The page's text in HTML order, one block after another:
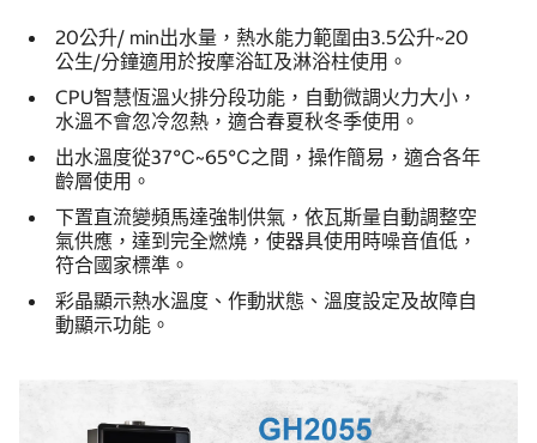
20公升/ min出水量，熱水能力範圍由3.5公升~20
公生/分鐘適用於按摩浴缸及淋浴柱使用。
CPU智慧恆溫火排分段功能，自動微調火力大小，
水溫不會忽冷忽熱，適合春夏秋冬季使用。
出水溫度從37℃~65℃之間，操作簡易，適合各年
齡層使用。
下置直流變頻馬達強制供氣，依瓦斯量自動調整空
氣供應，達到完全燃燒，使器具使用時噪音值低，
符合國家標準。
彩晶顯示熱水溫度、作動狀態、溫度設定及故障自
動顯示功能。